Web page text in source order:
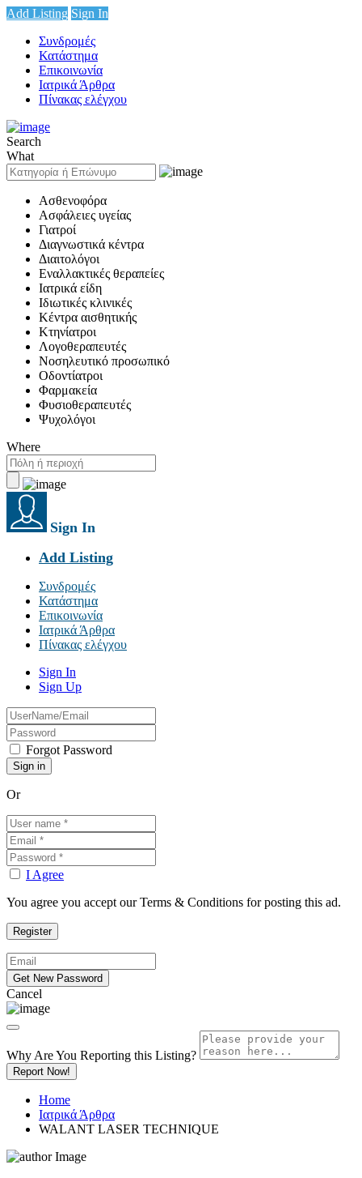
Add Listing Sign In
Συνδρομές
Κατάστημα
Επικοινωνία
Ιατρικά Άρθρα
Πίνακας ελέγχου
Search
What
Ασθενοφόρα
Ασφάλειες υγείας
Γιατροί
Διαγνωστικά κέντρα
Διαιτολόγοι
Εναλλακτικές θεραπείες
Ιατρικά είδη
Ιδιωτικές κλινικές
Κέντρα αισθητικής
Κτηνίατροι
Λογοθεραπευτές
Νοσηλευτικό προσωπικό
Οδοντίατροι
Φαρμακεία
Φυσιοθεραπευτές
Ψυχολόγοι
Where
Sign In
Add Listing
Συνδρομές
Κατάστημα
Επικοινωνία
Ιατρικά Άρθρα
Πίνακας ελέγχου
Sign In
Sign Up
Forgot Password
Or
I Agree
You agree you accept our Terms & Conditions for posting this ad.
Cancel
Why Are You Reporting this Listing?
Report Now!
Home
Ιατρικά Άρθρα
WALANT LASER TECHNIQUE